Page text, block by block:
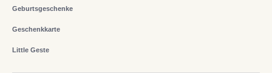
Geburtsgeschenke
Geschenkkarte
Little Geste